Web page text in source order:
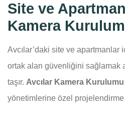
Site ve
Kamera
Avcılar’daki site ve apartmanlar
ortak alan güvenliğini sağlamak
taşır. Avcılar Kamera Kurulumu
yönetimlerine özel